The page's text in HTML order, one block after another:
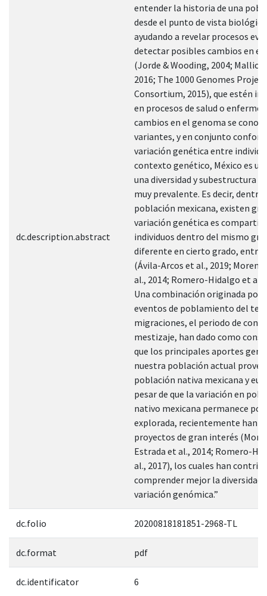
dc.description.abstract
entender la historia de una
desde el punto de vista
ayudando a revelar procesos
detectar posibles cambios en el
(Jorde & Wooding, 2004; Mallick
2016; The 1000 Genomes Project
Consortium, 2015), que estén
en procesos de salud o
cambios en el genoma se
variantes, y en conjunto
variación genética entre
contexto genético, México es un
una diversidad y subestructura
muy prevalente. Es decir, dentro
población mexicana, existen
variación genética es
individuos dentro del mismo
diferente en cierto grado, entre
(Ávila-Arcos et al., 2019;
al., 2014; Romero-Hidalgo et al.,
Una combinación originada por
eventos de poblamiento del
migraciones, el periodo de
mestizaje, han dado como
que los principales aportes
nuestra población actual
población nativa mexicana y
pesar de que la variación en
nativo mexicana permanece
explorada, recientemente han
proyectos de gran interés
Estrada et al., 2014; Romero-
al., 2017), los cuales han
comprender mejor la diversidad
variación genómica.”
dc.folio 20200818181851-2968-TL
dc.format pdf
dc.identificator 6